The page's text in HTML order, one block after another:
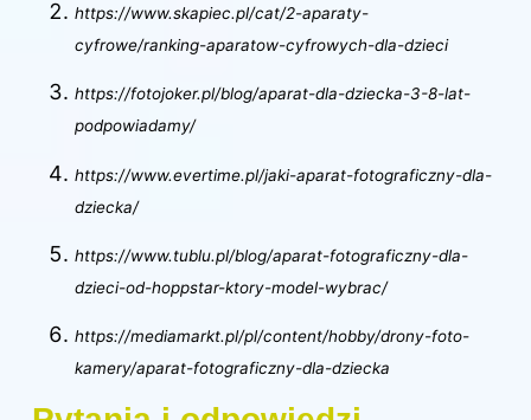
https://www.skapiec.pl/cat/2-aparaty-
cyfrowe/ranking-aparatow-cyfrowych-dla-dzieci
https://fotojoker.pl/blog/aparat-dla-dziecka-3-8-lat-
podpowiadamy/
https://www.evertime.pl/jaki-aparat-fotograficzny-dla-
dziecka/
https://www.tublu.pl/blog/aparat-fotograficzny-dla-
dzieci-od-hoppstar-ktory-model-wybrac/
https://mediamarkt.pl/pl/content/hobby/drony-foto-
kamery/aparat-fotograficzny-dla-dziecka